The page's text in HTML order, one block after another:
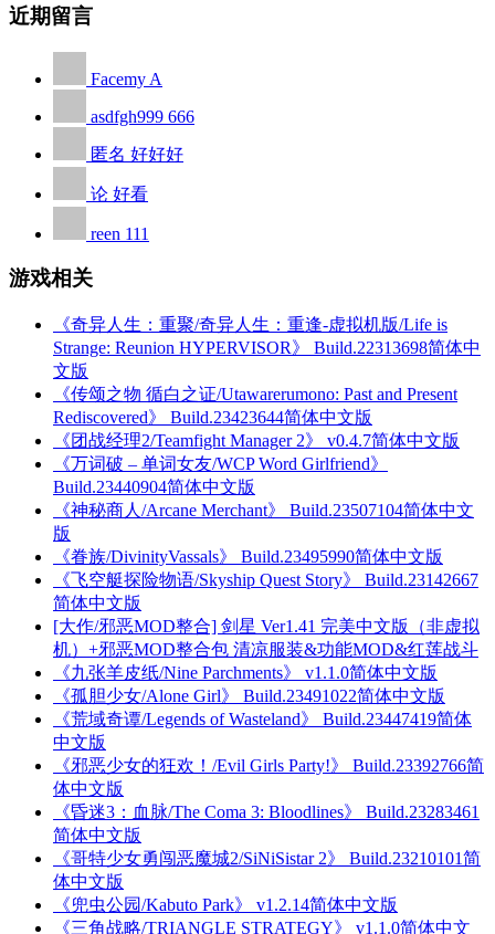
近期留言
Facemy A
asdfgh999 666
匿名 好好好
论 好看
reen 111
游戏相关
《奇异人生：重聚/奇异人生：重逢-虚拟机版/Life is
Strange: Reunion HYPERVISOR》 Build.22313698简体中
文版
《传颂之物 循白之证/Utawarerumono: Past and Present
Rediscovered》 Build.23423644简体中文版
《团战经理2/Teamfight Manager 2》 v0.4.7简体中文版
《万词破 – 单词女友/WCP Word Girlfriend》
Build.23440904简体中文版
《神秘商人/Arcane Merchant》 Build.23507104简体中文
版
《眷族/DivinityVassals》 Build.23495990简体中文版
《飞空艇探险物语/Skyship Quest Story》 Build.23142667
简体中文版
[大作/邪恶MOD整合] 剑星 Ver1.41 完美中文版（非虚拟
机）+邪恶MOD整合包 清凉服装&功能MOD&红莲战斗
《九张羊皮纸/Nine Parchments》 v1.1.0简体中文版
《孤胆少女/Alone Girl》 Build.23491022简体中文版
《荒域奇谭/Legends of Wasteland》 Build.23447419简体
中文版
《邪恶少女的狂欢！/Evil Girls Party!》 Build.23392766简
体中文版
《昏迷3：血脉/The Coma 3: Bloodlines》 Build.23283461
简体中文版
《哥特少女勇闯恶魔城2/SiNiSistar 2》 Build.23210101简
体中文版
《兜虫公园/Kabuto Park》 v1.2.14简体中文版
《三角战略/TRIANGLE STRATEGY》 v1.1.0简体中文